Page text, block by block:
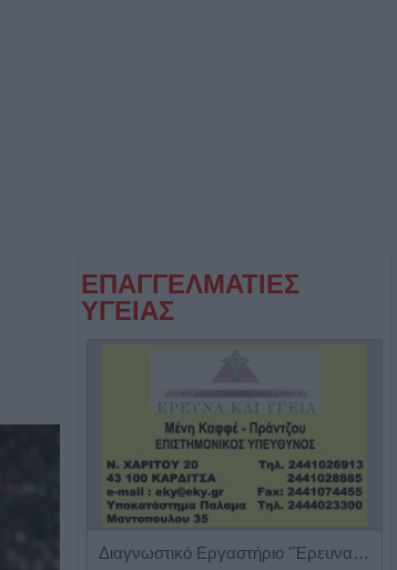
ΕΠΑΓΓΕΛΜΑΤΙΕΣ
ΥΓΕΙΑΣ
Διαγνωστικό Εργαστήριο "Έρευνα και Υγεία"